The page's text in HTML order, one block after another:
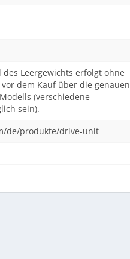
Leergewichts erfolgt ohne
dem Kauf über die genauen
(verschiedene
sein).
de/produkte/drive-unit